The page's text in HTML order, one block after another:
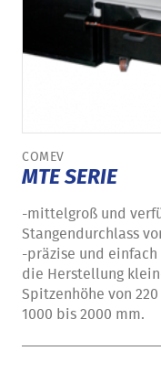
COMEV
MTE SERIE
-mittelgroß und
Stangendurchlass
-präzise und
die Herstellung
Spitzenhöhe von
1000 bis 2000 mm.